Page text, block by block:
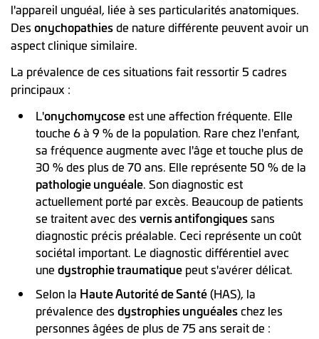
l'appareil unguéal, liée à ses particularités anatomiques.
Des onychopathiesde nature différente peuvent avoir un
aspect clinique similaire.
La prévalence de ces situations fait ressortir 5 cadres
principaux :
L'onychomycoseest une affection fréquente. Elle
touche 6 à 9 % de la population. Rare chez l'enfant,
sa fréquence augmente avec l'âge et touche plus de
30 % des plus de 70 ans. Elle représente 50 % de la
pathologie unguéale. Son diagnostic est
actuellement porté par excès. Beaucoup de patients
se traitent avec des vernis antifongiquessans
diagnostic précis préalable. Ceci représente un coût
sociétal important. Le diagnostic différentiel avec
une dystrophie traumatique peut s'avérer délicat.
Selon la Haute Autorité de Santé(HAS), la
prévalence des dystrophies unguéaleschez les
personnes âgées de plus de 75 ans serait de :